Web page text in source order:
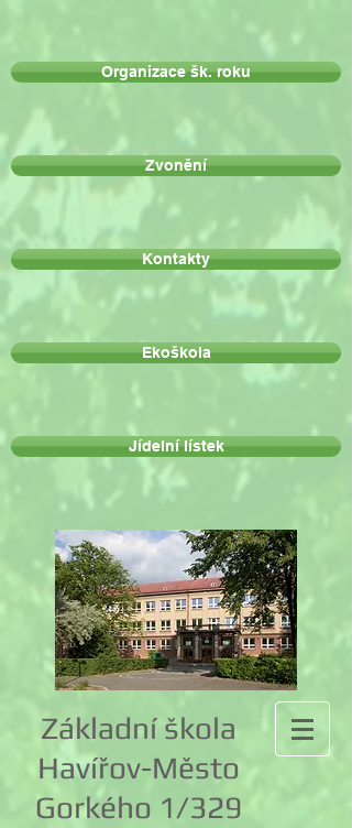
Organizace šk. roku
Zvonění
Kontakty
Ekoškola
Jídelní lístek
Základní škola
Havířov-Město
Gorkého 1/329